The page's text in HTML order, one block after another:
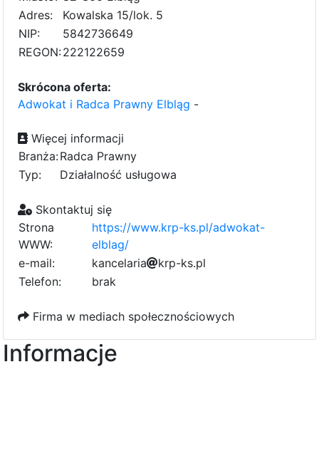
Adres:
Kowalska 15/lok. 5
NIP:
5842736649
REGON:222122659
Skrócona oferta:
Adwokat i Radca Prawny Elbląg -
Więcej informacji
Branża:Radca Prawny
Typ:
Działalność usługowa
Skontaktuj się
Strona
WWW:
https://www.krp-ks.pl/adwokat-
elblag/
e-mail:
ka4
7
n0
b
celaa
rid
a k9
r4
p-ks.pl
Telefon:
brak
Firma w mediach społecznościowych
Informacje